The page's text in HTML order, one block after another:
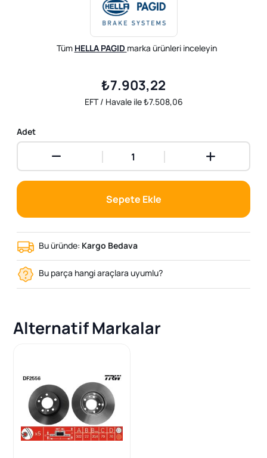
Tüm HELLA PAGID marka ürünleri inceleyin
₺7.903,22
EFT / Havale ile ₺7.508,06
Adet
Sepete Ekle
Bu üründe: Kargo Bedava
Bu parça hangi araçlara uyumlu?
Alternatif Markalar